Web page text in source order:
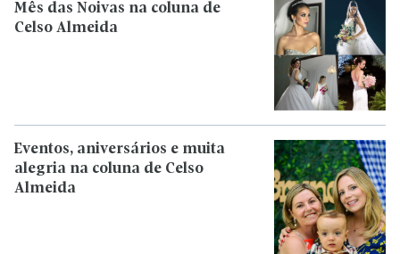
Mês das Noivas na coluna de
Celso Almeida
Eventos, aniversários e muita
alegria na coluna de Celso
Almeida